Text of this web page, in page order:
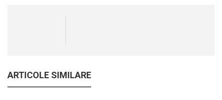
ARTICOLE SIMILARE